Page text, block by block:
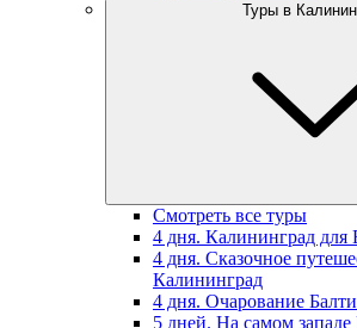
Туры в
Смотреть все туры
4 дня. Калининград для
4 дня. Сказочное
Калининград
4 дня. Очарование
5 дней. На самом западе